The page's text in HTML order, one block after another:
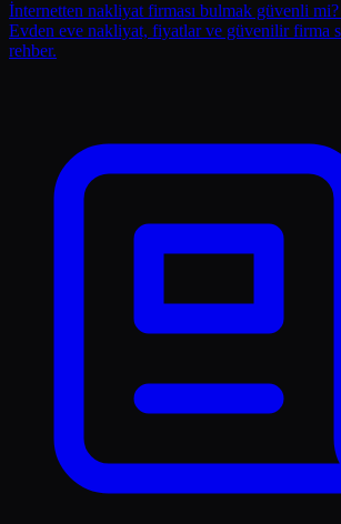
İnternetten nakliyat firması bulmak güvenli
Evden eve nakliyat, fiyatlar ve güvenilir firma
rehber.